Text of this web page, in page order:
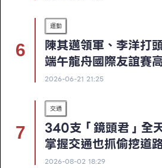
運動
陳其邁領軍、李洋打
端午龍舟國際友誼賽
2026-06-21 21:25
交通
340支「鏡頭君」全
掌握交通也抓偷挖道
2026-08-02 18:29